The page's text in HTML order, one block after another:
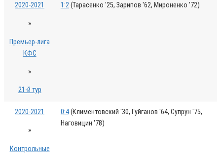
2020-2021
»
Премьер-лига
КФС
»
21-й тур
1:2(Тарасенко '25, Зарипов '62, Мироненко '72)
2020-2021
»
Контрольные
0:4(Климентовский '30, Гуйганов '64, Супрун '75,
Наговицин '78)